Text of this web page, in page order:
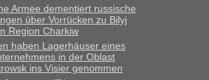
nicht, ob ich hier richtig bin mit meiner
4 Umzugskartons mit gebrauchter
der Einreise in die Ukraine
Kleidung...“
Armee dementiert russische
über Vorrücken zu Bilyj
Region Charkiw
haben Lagerhäuser eines
in der Oblast
ins Visier genommen